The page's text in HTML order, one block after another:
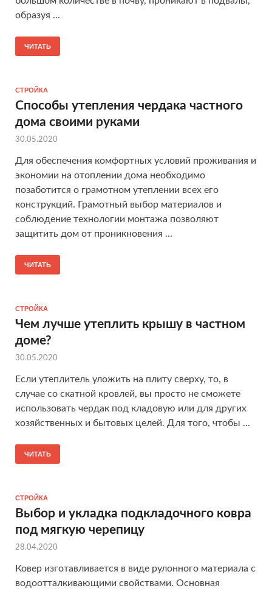
образуя ...
ЧИТАТЬ
СТРОЙКА
Способы утепления чердака частного
дома своими руками
30.05.2020
Для обеспечения комфортных условий проживания и
экономии на отоплении дома необходимо
позаботится о грамотном утеплении всех его
конструкций. Грамотный выбор материалов и
соблюдение технологии монтажа позволяют
защитить дом от проникновения ...
ЧИТАТЬ
СТРОЙКА
Чем лучше утеплить крышу в частном
доме?
30.05.2020
Если утеплитель уложить на плиту сверху, то, в
случае со скатной кровлей, вы просто не сможете
использовать чердак под кладовую или для других
хозяйственных и бытовых целей. Для того, чтобы ...
ЧИТАТЬ
СТРОЙКА
Выбор и укладка подкладочного ковра
под мягкую черепицу
28.04.2020
Ковер изготавливается в виде рулонного материала с
водоотталкивающими свойствами. Основная